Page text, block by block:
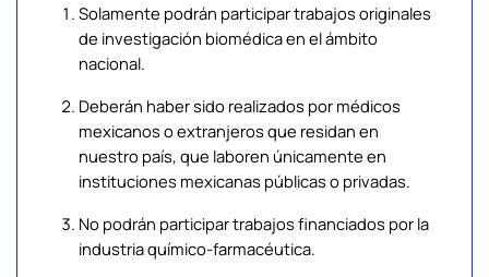
Solamente podrán participar trabajos originales
de investigación biomédica en el ámbito
nacional.
Deberán haber sido realizados por médicos
mexicanos o extranjeros que residan en
nuestro país, que laboren únicamente en
instituciones mexicanas públicas o privadas.
No podrán participar trabajos financiados por la
industria químico-farmacéutica.